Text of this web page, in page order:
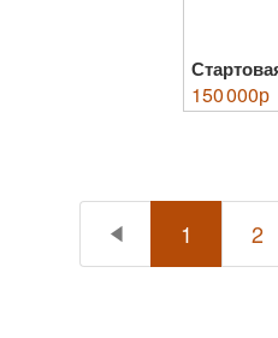
150 000р
1 2